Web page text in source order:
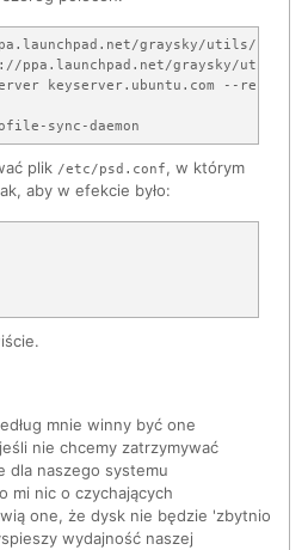
graysky/utils/
ppa.launchpad.net/graysky/utils/
keyserver.ubuntu.com --recv-keys
plik /etc/psd.conf, w którym
aby w efekcie było:
mnie winny być one
nie chcemy zatrzymywać
dla naszego systemu
mi nic o czychających
one, że dysk nie będzie 'zbytnio
wydajność naszej